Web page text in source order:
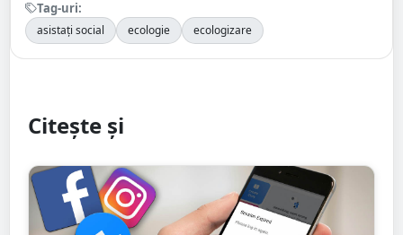
Tag-uri:
asistați social ecologie ecologizare
Citește și